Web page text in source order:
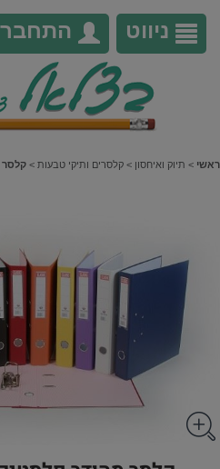
ניווט התחבר
ראשי > תיוק ואיחסון > קלסרים ותיקי טבעות > קלסר